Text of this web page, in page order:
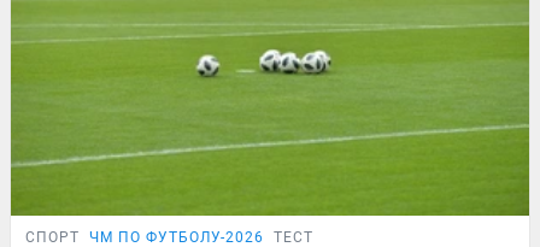
СПОРТ ЧМ ПО ФУТБОЛУ-2026 ТЕСТ